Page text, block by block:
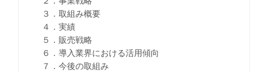
３．取組み概要
４．実績
５．販売戦略
６．導入業界における活用傾向
７．今後の取組み